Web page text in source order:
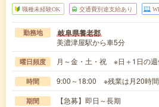
職種未経験OK 交通費別途支給あり
勤務地 岐阜県養老郡
美濃津屋駅から車5分
曜日頻度 月～金・土・祝 ※日＋1日の週
時間 9:00～18:00 ※残業は月20時間
期間 【急募】即日～長期